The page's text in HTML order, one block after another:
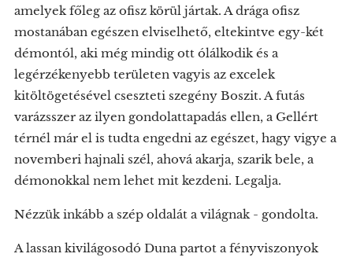
amelyek főleg az ofisz körül jártak. A drága ofisz
mostanában egészen elviselhető, eltekintve egy-két
démontól, aki még mindig ott ólálkodik és a
legérzékenyebb területen vagyis az excelek
kitöltögetésével cseszteti szegény Boszit. A futás
varázsszer az ilyen gondolattapadás ellen, a Gellért
térnél már el is tudta engedni az egészet, hagy vigye a
novemberi hajnali szél, ahová akarja, szarik bele, a
démonokkal nem lehet mit kezdeni. Legalja.
Nézzük inkább a szép oldalát a világnak - gondolta.
A lassan kivilágosodó Duna partot a fényviszonyok